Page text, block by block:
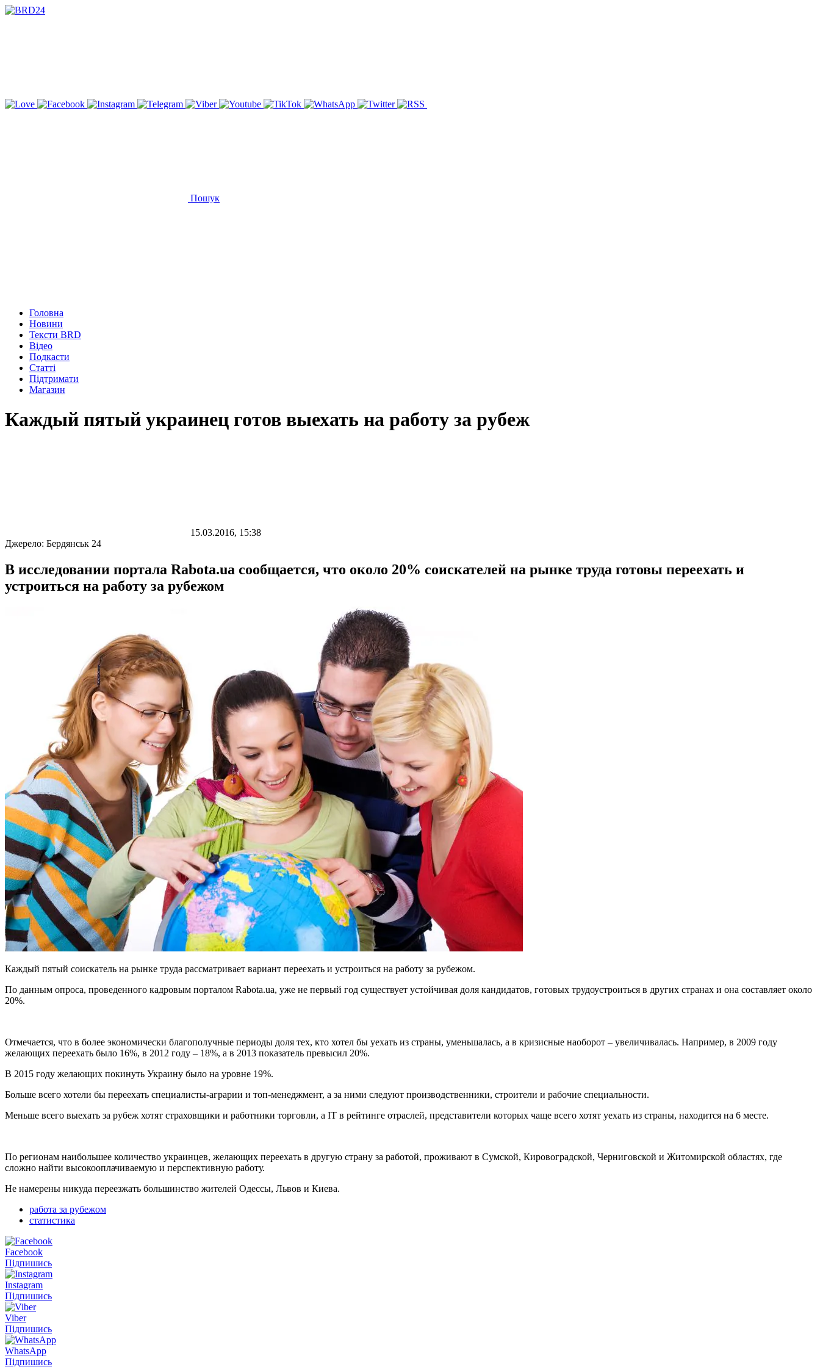
Пошук
Головна
Новини
Тексти BRD
Відео
Подкасти
Статті
Підтримати
Магазин
Каждый пятый украинец готов выехать на работу за рубеж
15.03.2016, 15:38
Джерело: Бердянськ 24
В исследовании портала Rabota.ua сообщается, что около 20% соискателей на рынке труда готовы переехать и
устроиться на работу за рубежом
Каждый пятый соискатель на рынке труда рассматривает вариант переехать и устроиться на работу за рубежом.
По данным опроса, проведенного кадровым порталом Rabota.ua, уже не первый год существует устойчивая доля кандидатов, готовых трудоустроиться в других странах и она составляет около
20%.
Отмечается, что в более экономически благополучные периоды доля тех, кто хотел бы уехать из страны, уменьшалась, а в кризисные наоборот – увеличивалась. Например, в 2009 году
желающих переехать было 16%, в 2012 году – 18%, а в 2013 показатель превысил 20%.
В 2015 году желающих покинуть Украину было на уровне 19%.
Больше всего хотели бы переехать специалисты-аграрии и топ-менеджмент, а за ними следуют производственники, строители и рабочие специальности.
Меньше всего выехать за рубеж хотят страховщики и работники торговли, а IT в рейтинге отраслей, представители которых чаще всего хотят уехать из страны, находится на 6 месте.
По регионам наибольшее количество украинцев, желающих переехать в другую страну за работой, проживают в Сумской, Кировоградской, Черниговской и Житомирской областях, где
сложно найти высокооплачиваемую и перспективную работу.
Не намерены никуда переезжать большинство жителей Одессы, Львов и Киева.
работа за рубежом
статистика
Facebook
Підпишись
Instagram
Підпишись
Viber
Підпишись
WhatsApp
Підпишись